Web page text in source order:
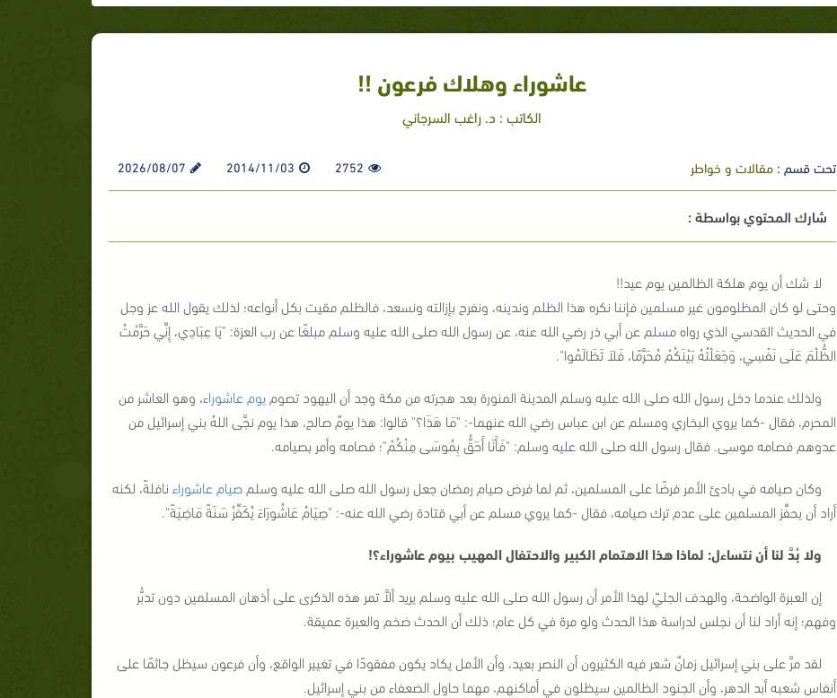
عاشوراء وهلاك فرعون !!
الكاتب : د. راغب السرجاني
تحت قسم :مقالات و خواطر 2752
2014/11/03
2026/08/07
شارك المحتوي بواسطة :
لا شك أن يوم هلكة الظالمين يوم عيد!!
وحتى لو كان المظلومون غير مسلمين فإننا نكره هذا الظلم وندينه، ونفرح بإزالته ونسعد، فالظلم مقيت بكل أنواعه؛ لذلك يقول الله عز وجل
في الحديث القدسي الذي رواه مسلم عن أبي ذر رضي الله عنه، عن رسول الله صلى الله عليه وسلم مبلغًا عن رب العزة: "يَا عِبَادِي، إِنِّي حَرَّمْتُ
الظُّلْمَ عَلَى نَفْسِي، وَجَعَلْتُهُ بَيْنَكُمْ مُحَرَّمًا، فَلاَ تَظَالَمُوا".
ولذلك عندما دخل رسول الله صلى الله عليه وسلم المدينة المنورة بعد هجرته من مكة وجد أن اليهود تصوم يوم عاشوراء، وهو العاشر من
المحرم، فقال -كما يروي البخاري ومسلم عن ابن عباس رضي الله عنهما-: "مَا هَذَا؟" قالوا: هذا يومٌ صالح، هذا يوم نجَّى اللهُ بني إسرائيل من
عدوهم فصامه موسى. فقال رسول الله صلى الله عليه وسلم: "فَأَنَا أَحَقُّ بِمُوسَى مِنْكُمْ"؛ فصامه وأمر بصيامه.
وكان صيامه في بادئ الأمر فرضًا على المسلمين، ثم لما فرض صيام رمضان جعل رسول الله صلى الله عليه وسلمصيام عاشوراء نافلةً، لكنه
أراد أن يحفِّز المسلمين على عدم ترك صيامه، فقال -كما يروي مسلم عن أبي قتادة رضي الله عنه-: "صِيَامُ عَاشُورَاءَ يُكَفِّرُ سَنَةً مَاضِيَةً".
ولا بُدَّ لنا أن نتساءل: لماذا هذا الاهتمام الكبير والاحتفال المهيب بيوم عاشوراء؟!
إن العبرة الواضحة، والهدف الجليّ لهذا الأمر أن رسول الله صلى الله عليه وسلم يريد ألاَّ تمر هذه الذكرى على أذهان المسلمين دون تدبُّر
وفهم؛ إنه أراد لنا أن نجلس لدراسة هذا الحدث ولو مرة في كل عام؛ ذلك أن الحدث ضخم والعبرة عميقة.
لقد مرَّ على بني إسرائيل زمانٌ شعر فيه الكثيرون أن النصر بعيد، وأن الأمل يكاد يكون مفقودًا في تغيير الواقع، وأن فرعون سيظل جاثمًا على
أنفاس شعبه أبد الدهر، وأن الجنود الظالمين سيظلون في أماكنهم، مهما حاول الضعفاء من بني إسرائيل.